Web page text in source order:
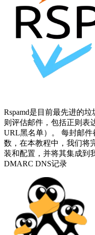
Rspamd是目前最先进的
则评估邮件，包括正则表
URL黑名单）。 每封邮件
数，在本教程中，我们将
装和配置，并将其集成到
DMARC DNS记录